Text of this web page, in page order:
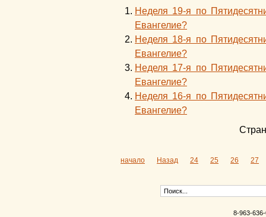
Неделя 19-я по
Евангелие?
Неделя 18-я по
Евангелие?
Неделя 17-я по
Евангелие?
Неделя 16-я по
Евангелие?
начало Назад 24 25 26 27
8-963-